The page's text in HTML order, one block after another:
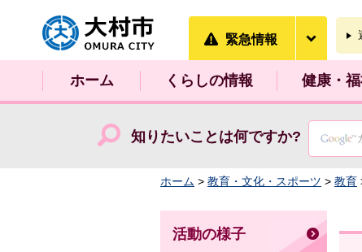
大村市
緊急情報
ホーム くらしの情報 健康・
知りたいことは何ですか?
ホーム > 教育・文化・スポーツ > 教育
活動の様子